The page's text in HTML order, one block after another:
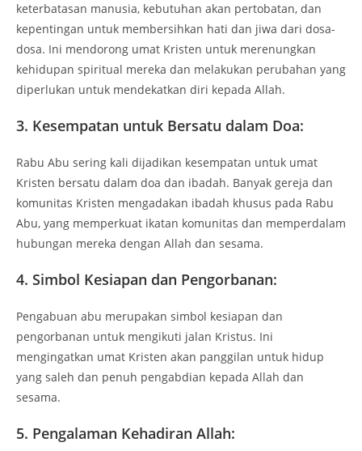
keterbatasan manusia, kebutuhan akan pertobatan, dan
kepentingan untuk membersihkan hati dan jiwa dari dosa-
dosa. Ini mendorong umat Kristen untuk merenungkan
kehidupan spiritual mereka dan melakukan perubahan yang
diperlukan untuk mendekatkan diri kepada Allah.
3. Kesempatan untuk Bersatu dalam Doa:
Rabu Abu sering kali dijadikan kesempatan untuk umat
Kristen bersatu dalam doa dan ibadah. Banyak gereja dan
komunitas Kristen mengadakan ibadah khusus pada Rabu
Abu, yang memperkuat ikatan komunitas dan memperdalam
hubungan mereka dengan Allah dan sesama.
4. Simbol Kesiapan dan Pengorbanan:
Pengabuan abu merupakan simbol kesiapan dan
pengorbanan untuk mengikuti jalan Kristus. Ini
mengingatkan umat Kristen akan panggilan untuk hidup
yang saleh dan penuh pengabdian kepada Allah dan
sesama.
5. Pengalaman Kehadiran Allah: